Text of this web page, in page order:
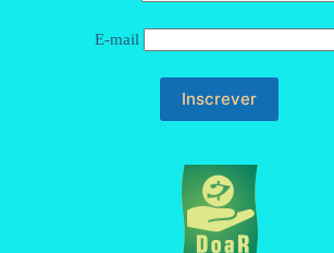
E-mail